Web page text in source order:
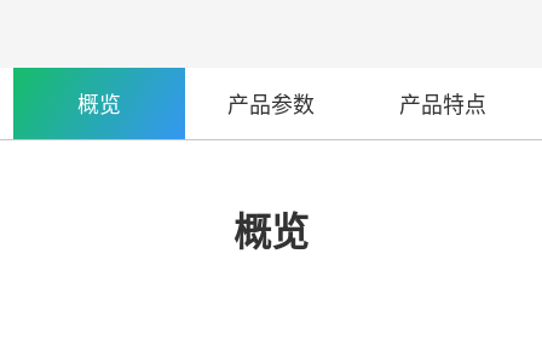
概览 产品参数 产品特点
概览